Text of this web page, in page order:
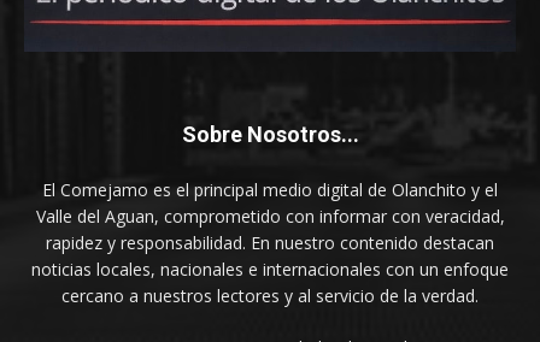
Sobre Nosotros...
El Comejamo es el principal medio digital de Olanchito y el
Valle del Aguan, comprometido con informar con veracidad,
rapidez y responsabilidad. En nuestro contenido destacan
noticias locales, nacionales e internacionales con un enfoque
cercano a nuestros lectores y al servicio de la verdad.